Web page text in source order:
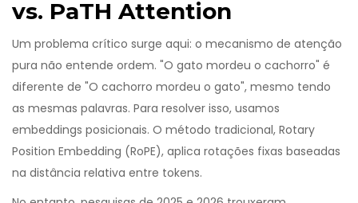
vs. PaTH Attention
Um problema crítico surge aqui: o mecanismo de atenção
pura não entende ordem. "O gato mordeu o cachorro" é
diferente de "O cachorro mordeu o gato", mesmo tendo
as mesmas palavras. Para resolver isso, usamos
embeddings posicionais. O método tradicional, Rotary
Position Embedding (RoPE), aplica rotações fixas baseadas
na distância relativa entre tokens.